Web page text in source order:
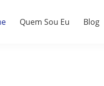
Quem Sou Eu Blog